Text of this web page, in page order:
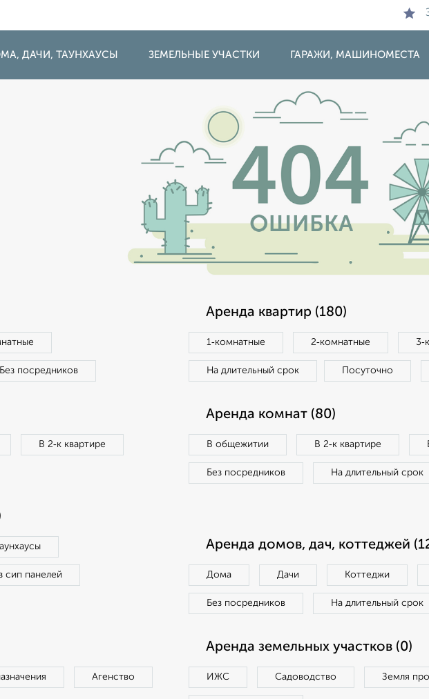
ДАЧИ, ТАУНХАУСЫ ЗЕМЕЛЬНЫЕ УЧАСТКИ ГАРАЖИ, МАШИНОМЕСТА
Без посредников
Аренда квартир (180)
1‑комнатные 2‑комнатные
На длительный срок Посуточно
В 2‑к квартире
Аренда комнат (80)
В общежитии В 2‑к квартире
Без посредников На длительный срок
сип панелей
Аренда домов, дач, коттеджей
Дома Дачи Коттеджи
Без посредников На длительный срок
Агенство
Аренда земельных участков (0)
ИЖС Садоводство Земля